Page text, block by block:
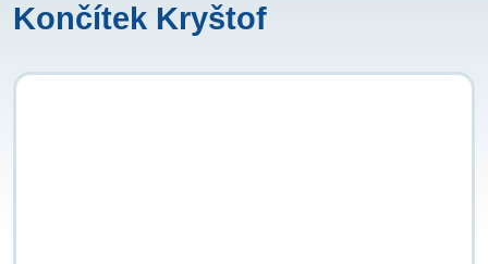
Končítek Kryštof